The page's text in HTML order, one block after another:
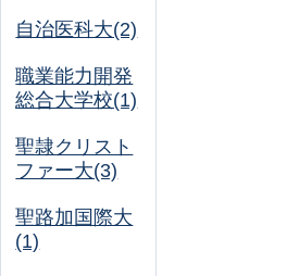
自治医科大(2)
職業能力開発
総合大学校(1)
聖隷クリスト
ファー大(3)
聖路加国際大
(1)